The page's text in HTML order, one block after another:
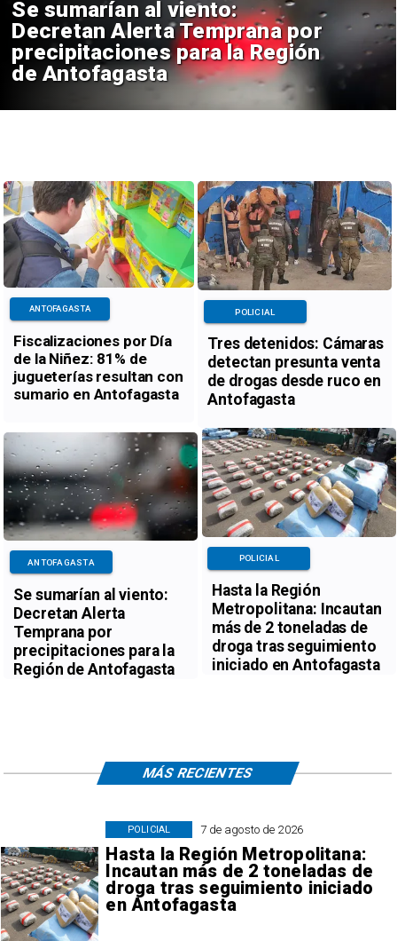
Se sumarían al viento:
Decretan Alerta Temprana por
precipitaciones para la Región
de Antofagasta
Fiscalizaciones por Día
de la Niñez: 81% de
jugueterías resultan con
sumario en Antofagasta
ANTOFAGASTA
Tres detenidos: Cámaras
detectan presunta venta
de drogas desde ruco en
Antofagasta
POLICIAL
Se sumarían al viento:
Decretan Alerta
Temprana por
precipitaciones para la
Región de Antofagasta
ANTOFAGASTA
Hasta la Región
Metropolitana: Incautan
más de 2 toneladas de
droga tras seguimiento
iniciado en Antofagasta
POLICIAL
7 de agosto de 2026
Hasta la Región Metropolitana:
Incautan más de 2 toneladas de
droga tras seguimiento iniciado
en Antofagasta
POLICIAL
MÁS RECIENTES